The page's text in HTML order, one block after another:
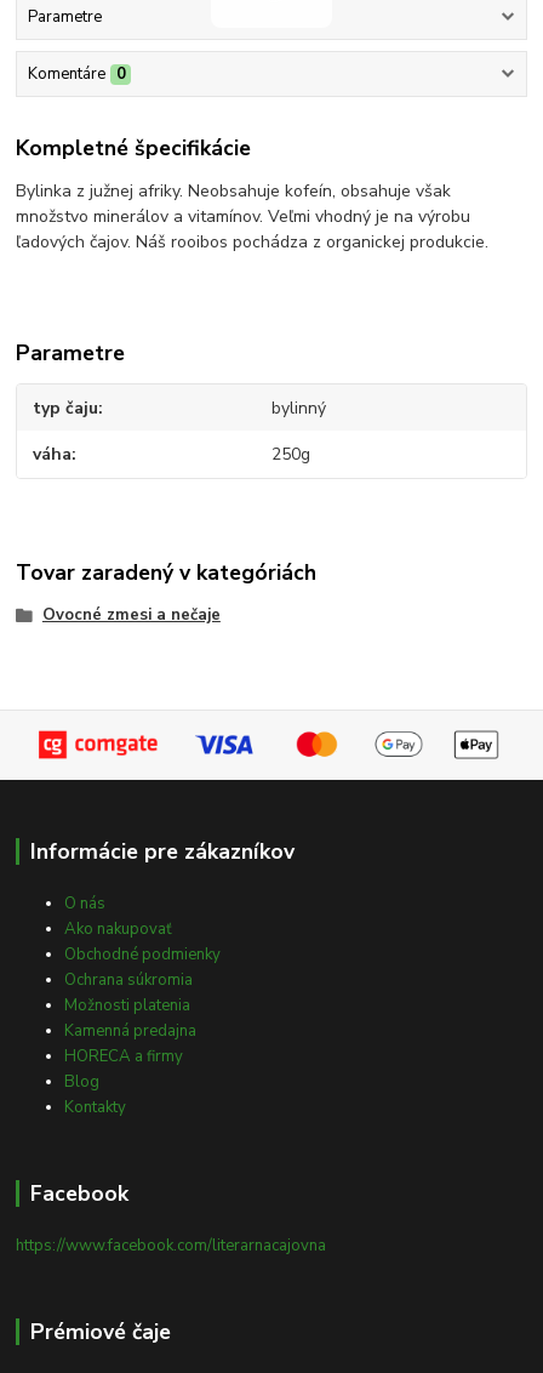
Parametre
Komentáre 0
Kompletné špecifikácie
Bylinka z južnej afriky. Neobsahuje kofeín, obsahuje však
množstvo minerálov a vitamínov. Veľmi vhodný je na výrobu
ľadových čajov. Náš rooibos pochádza z organickej produkcie.
Parametre
typ čaju bylinný
váha 250g
Tovar zaradený v kategóriách
Ovocné zmesi a nečaje
Informácie pre zákazníkov
O nás
Ako nakupovať
Obchodné podmienky
Ochrana súkromia
Možnosti platenia
Kamenná predajna
HORECA a firmy
Blog
Kontakty
Facebook
https://www.facebook.com/literarnacajovna
Prémiové čaje